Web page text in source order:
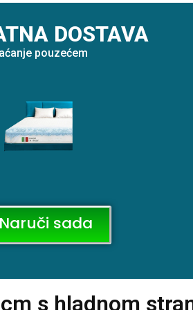
DOSTAVA
pouzećem
sada
s hladnom